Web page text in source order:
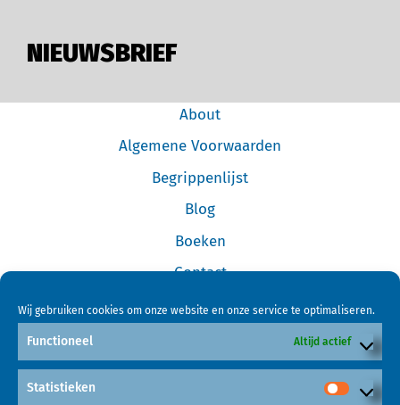
Wij gebruiken cookies om onze website en onze service te optimaliseren.
Functioneel Altijd actief
Statistieken
NIEUWSBRIEF
About
Algemene Voorwaarden
Begrippenlijst
Blog
Boeken
Contact
Cookiebeleid (EU)
Forum